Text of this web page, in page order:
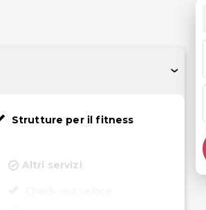
Strutture per il fitness
Altri servizi